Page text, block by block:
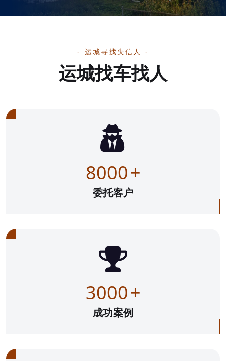
运城寻找失信人
运城找车找人
8000+
委托客户
3000+
成功案例